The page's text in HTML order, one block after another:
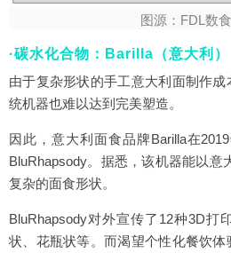
图源：FDL数
·碳水化合物：Barilla（意大利）
由于复杂形状的手工意大利面制作
统机器也难以达到完美塑造。
因此，意大利面食品牌Barilla在
BluRhapsody。据悉，该机器能以意
复杂的面食形状。
BluRhapsody对外宣传了12种3D打
状、花瓶状等。而渴望个性化餐饮